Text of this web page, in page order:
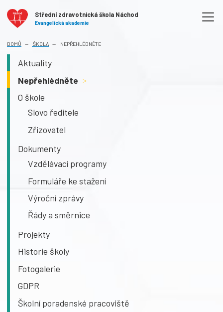
Střední zdravotnická škola Náchod
Evangelická akademie
DOMŮ ŠKOLA NEPŘEHLÉDNĚTE
Aktuality
Nepřehlédněte
>
O škole
Slovo ředitele
Zřizovatel
Dokumenty
Vzdělávací programy
Formuláře ke stažení
Výroční zprávy
Řády a směrnice
Projekty
Historie školy
Fotogalerie
GDPR
Školní poradenské pracoviště